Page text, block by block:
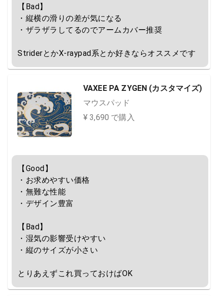
【Bad】
・縦横の滑りの差が気になる
・ザラザラしてるのでアームカバー推奨
StriderとかX-raypad系とか好きならオススメです
VAXEE PA ZYGEN (カスタマイズ)
マウスパッド
¥ 3,690 で購入
【Good】
・お求めやすい価格
・無難な性能
・デザイン豊富
【Bad】
・湿気の影響受けやすい
・縦のサイズが小さい
とりあえずこれ買っておけばOK